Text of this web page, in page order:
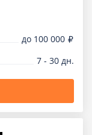
до 100 000
7 - 30 дн.